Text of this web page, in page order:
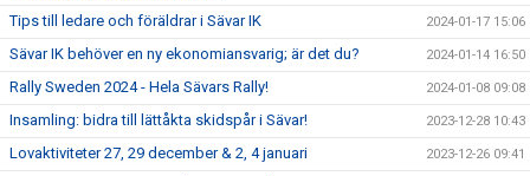
Tips till ledare och föräldrar i Sävar IK 2024-01-17 15:06
Sävar IK behöver en ny ekonomiansvarig; är det du? 2024-01-14 16:50
Rally Sweden 2024 - Hela Sävars Rally! 2024-01-08 09:08
Insamling: bidra till lättåkta skidspår i Sävar! 2023-12-28 10:43
Lovaktiviteter 27, 29 december & 2, 4 januari 2023-12-26 09:41